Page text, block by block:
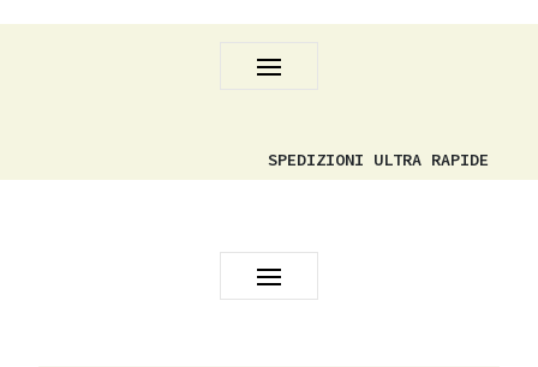
SPEDIZIONI ULTRA RAPIDE